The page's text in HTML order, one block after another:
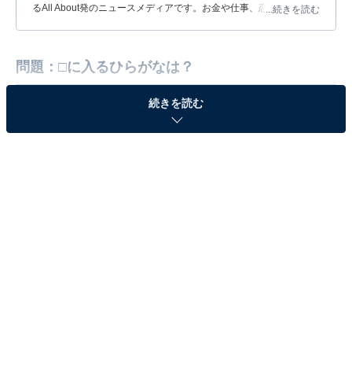
るAll About発のニュースメディアです。お金や仕事、恋愛、ITに関
...続きを読む
問題：□に入るひらがなは？
続きを読む